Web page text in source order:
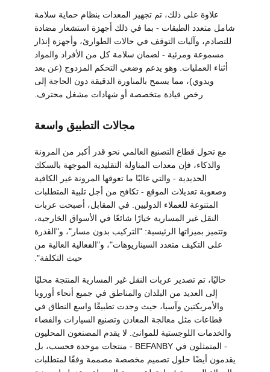
علاوة على ذلك، تم تجهيز المعدات بنظام حماية سلامة
شامل متعدد الطبقات - بما في ذلك أجهزة استشعار مضادة
للتصادم، وآليات التوقف في حالات الطوارئ، وأجهزة إنذار
مسموعة ومرئية - لضمان سلامة كل من الأفراد والمواد
أثناء العمليات. وهو يدعم وضعي التحكم المزدوج (عن بعد
ويدوي)، مما يسمح بالمناورة الدقيقة دون الحاجة إلى
رخص قيادة متخصصة أو شهادات مشغل محترف.
مجالات التطبيق واسعة
مع تحول قطاع التصنيع العالمي نحو قدر أكبر من المرونة
والذكاء، فإن معدات المناولة التقليدية الموجهة بالسكك
الحديدية - والتي غالبًا ما تعوقها المرونة غير الكافية
وصعوبة تعديلات الموقع - تكافح من أجل تلبية المتطلبات
المتنوعة للعملاء الدوليين. في المقابل، أصبحت عربات
النقل غير المسارية خيارًا شائعًا في الأسواق الخارجية،
وتتميز بميزاتها الرئيسية: "التركيب بدون مسار"، و"القدرة
على التكيف متعدد السيناريوهات"، و"الفعالية العالية من
حيث التكلفة".
حاليًا، تم تصدير عربات النقل غير المسارية المنتجة محليًا
إلى العديد من البلدان والمناطق في جميع أنحاء أوروبا
والأمريكتين وآسيا، حيث وجدت تطبيقًا واسع النطاق في
قطاعات مثل معالجة المعادن وتصنيع السيارات والفضاء
والخدمات اللوجستية للموانئ. لا يقدم المصنعون المحليون
- المتمثلون في BEFANBY - منتجات موحدة فحسب، بل
يقدمون أيضًا حلول تصميم مخصصة مصممة وفقًا لمتطلبات